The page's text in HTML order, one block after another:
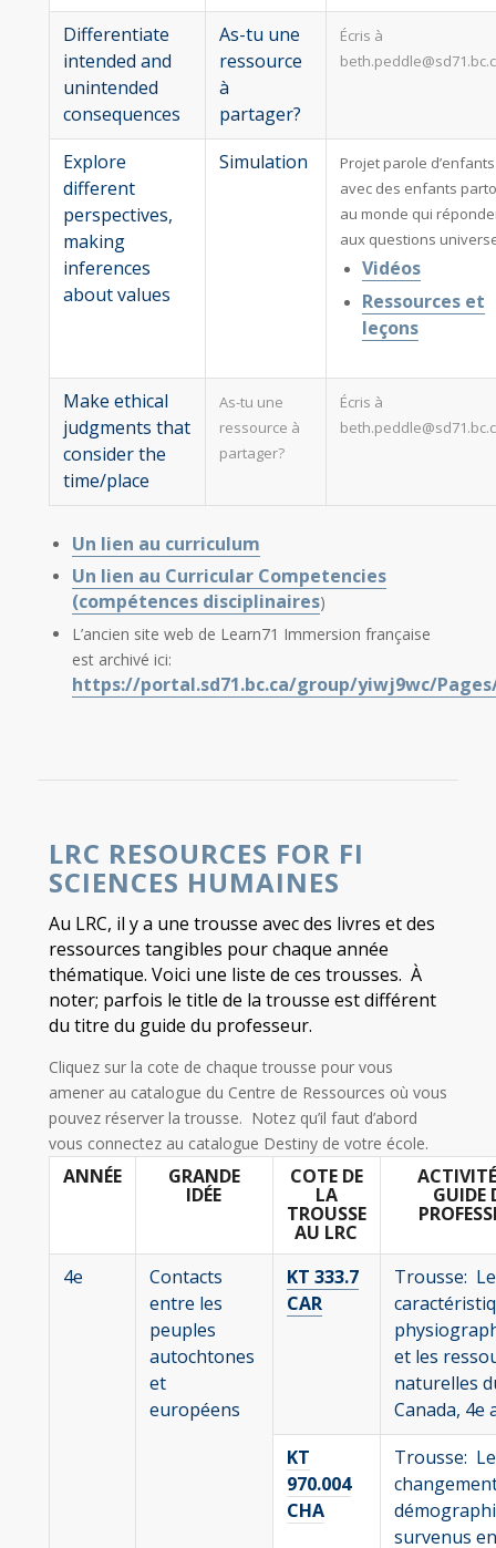
Differentiate
intended and
unintended
consequences
As-tu une
ressource
à
partager?
Écris à
Explore
different
perspectives,
making
inferences
about values
Simulation
Projet parole d’enfants
avec des enfants
au monde qui
aux questions
Vidéos
Ressources et
leçons
Make ethical
judgments that
consider the
time/place
As-tu une
ressource à
partager?
Écris à
Un lien au curriculum
Un lien au Curricular Competencies
(compétences disciplinaires)
L’ancien site web de Learn71 Immersion française
est archivé ici:
https://portal.sd71.bc.ca/group/yiwj9wc/
LRC RESOURCES FOR FI
SCIENCES HUMAINES
Au LRC, il y a une trousse avec des livres et des
ressources tangibles pour chaque année
thématique. Voici une liste de ces trousses. À
noter; parfois le title de la trousse est différent
du titre du guide du professeur.
Cliquez sur la cote de chaque trousse pour vous
amener au catalogue du Centre de Ressources où vous
pouvez réserver la trousse. Notez qu’il faut d’abord
vous connectez au catalogue Destiny de votre école.
ANNÉE GRANDE
IDÉE
COTE DE
LA
TROUSSE
AU LRC
GUIDE
4e
Contacts
entre les
peuples
autochtones
et
européens
KT 333.7
CAR
Trousse:
et les
naturelles
Canada, 4e
KT
970.004
CHA
Trousse:
survenus en